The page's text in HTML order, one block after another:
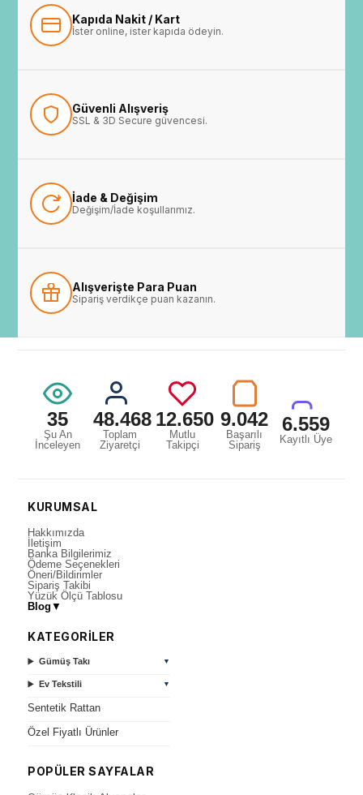
Kapıda Nakit / Kart
İster online, ister kapıda ödeyin.
Güvenli Alışveriş
SSL & 3D Secure güvencesi.
İade & Değişim
Değişim/İade koşullarımız.
Alışverişte Para Puan
Sipariş verdikçe puan kazanın.
35
Şu An
İnceleyen
48.468
Toplam
Ziyaretçi
12.650
Mutlu
Takipçi
9.042
Başarılı
Sipariş
6.559
Kayıtlı Üye
KURUMSAL
Hakkımızda
İletişim
Banka Bilgilerimiz
Ödeme Seçenekleri
Öneri/Bildirimler
Sipariş Takibi
Yüzük Ölçü Tablosu
Blog ▼
KATEGORİLER
Gümüş Takı ▼
Ev Tekstili ▼
Sentetik Rattan
Özel Fiyatlı Ürünler
POPÜLER SAYFALAR